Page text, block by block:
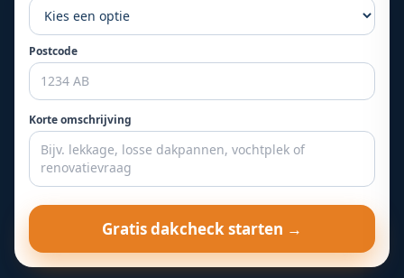
Postcode
Korte omschrijving
Gratis dakcheck starten →